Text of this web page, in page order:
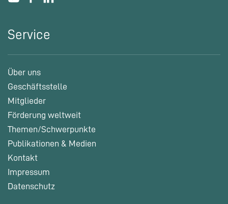
Service
Über uns
Geschäftsstelle
Mitglieder
Förderung weltweit
Themen/Schwerpunkte
Publikationen & Medien
Kontakt
Impressum
Datenschutz